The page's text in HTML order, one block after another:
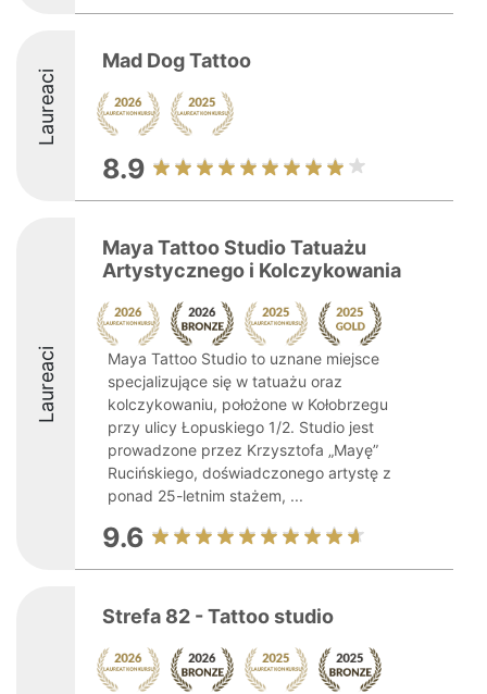
Laureaci
Mad Dog Tattoo
8.9
Laureaci
Maya Tattoo Studio Tatuażu
Artystycznego i Kolczykowania
Maya Tattoo Studio to uznane miejsce
specjalizujące się w tatuażu oraz
kolczykowaniu, położone w Kołobrzegu
przy ulicy Łopuskiego 1/2. Studio jest
prowadzone przez Krzysztofa „Mayę”
Rucińskiego, doświadczonego artystę z
ponad 25-letnim stażem, ...
9.6
Strefa 82 - Tattoo studio